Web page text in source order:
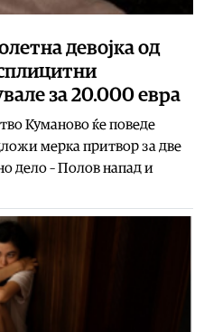
девојка од
за 20.000 евра
Куманово ќе поведе
мерка притвор за две
дело – Полов напад и